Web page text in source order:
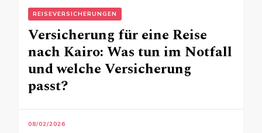
REISEVERSICHERUNGEN
Versicherung für eine Reise
nach Kairo: Was tun im Notfall
und welche Versicherung
passt?
08/02/2026